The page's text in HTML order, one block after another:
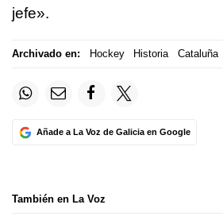
jefe».
Archivado en: Hockey Historia Cataluña
Añade a La Voz de Galicia en Google
También en La Voz